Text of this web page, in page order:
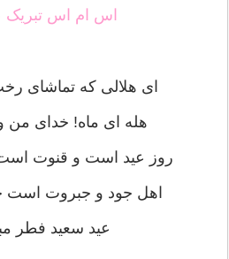
اس ام اس تبریک
ای هلالی که تماشای
هله ای ماه! خدای من
روز عید است و قنوت
اهل جود و جبروت است
عید سعید فطر